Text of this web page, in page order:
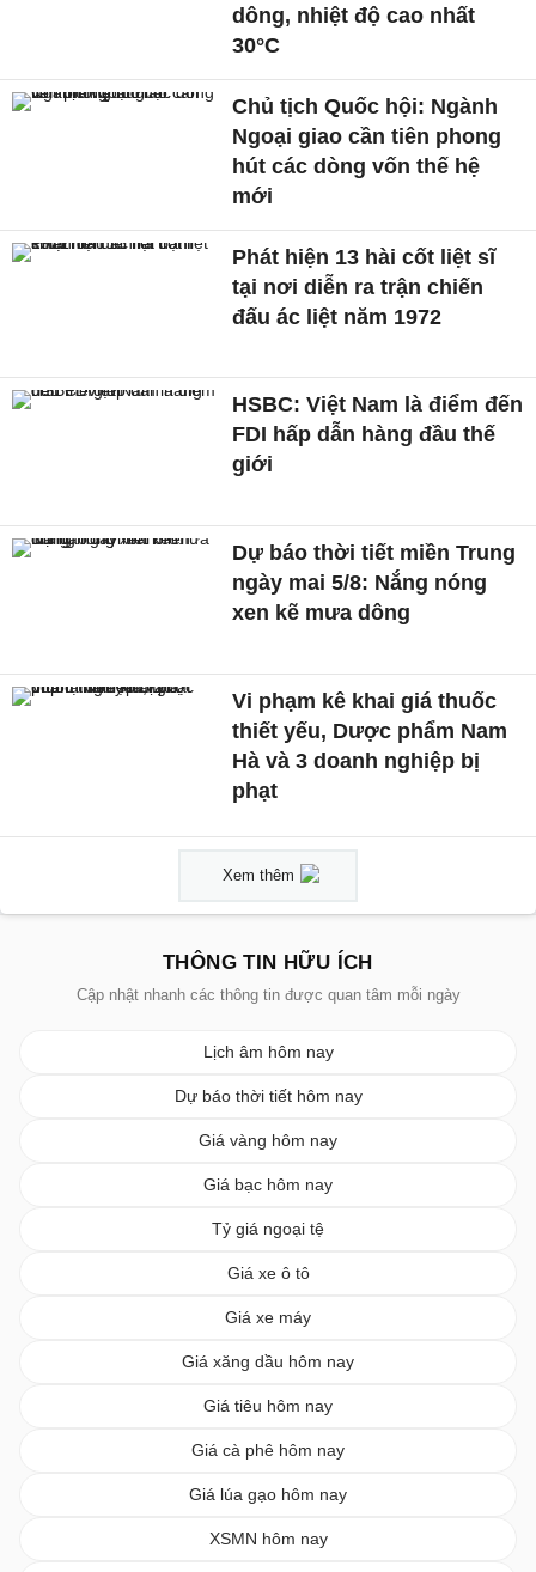
dông, nhiệt độ cao nhất
30°C
Chủ tịch Quốc hội: Ngành
Ngoại giao cần tiên phong
hút các dòng vốn thế hệ
mới
Phát hiện 13 hài cốt liệt sĩ
tại nơi diễn ra trận chiến
đấu ác liệt năm 1972
HSBC: Việt Nam là điểm đến
FDI hấp dẫn hàng đầu thế
giới
Dự báo thời tiết miền Trung
ngày mai 5/8: Nắng nóng
xen kẽ mưa dông
Vi phạm kê khai giá thuốc
thiết yếu, Dược phẩm Nam
Hà và 3 doanh nghiệp bị
phạt
Xem thêm
THÔNG TIN HỮU ÍCH
Cập nhật nhanh các thông tin được quan tâm mỗi ngày
Lịch âm hôm nay
Dự báo thời tiết hôm nay
Giá vàng hôm nay
Giá bạc hôm nay
Tỷ giá ngoại tệ
Giá xe ô tô
Giá xe máy
Giá xăng dầu hôm nay
Giá tiêu hôm nay
Giá cà phê hôm nay
Giá lúa gạo hôm nay
XSMN hôm nay